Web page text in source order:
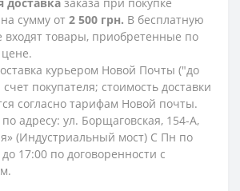
сумму от 2 500 грн. В бесплатную
входят товары, приобретенные по
курьером Новой Почты ("до
покупателя; стоимость доставки
согласно тарифам Новой почты.
адресу: ул. Борщаговская, 154-А,
(Индустриальный мост) С Пн по
17:00 по договоренности с